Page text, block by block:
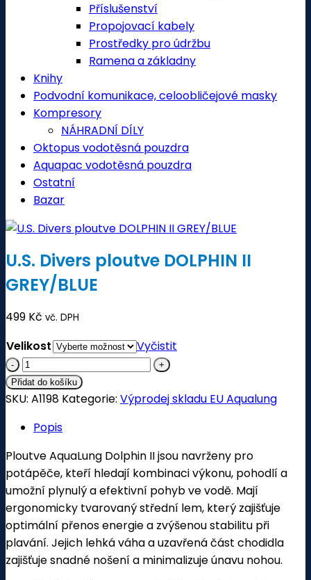
Příslušenství
Propojovací kabely
Prostředky pro údržbu
Ramena a základny
Knihy
Podvodní komunikace, celoobličejové masky
Kompresory
NÁHRADNÍ DÍLY
Oktopus vodotěsná pouzdra
Aquapac vodotěsná pouzdra
Ostatní
Bazar
U.S. Divers ploutve DOLPHIN II
GREY/BLUE
499 Kč vč. DPH
Velikost
Vyčistit
U.S.
Divers
ploutve
II
GREY/BLUE
množství
Přidat do košíku
SKU: A1198 Kategorie: Výprodej skladu EU Aqualung
Popis
Ploutve AquaLung Dolphin II jsou navrženy pro
potápěče, kteří hledají kombinaci výkonu, pohodlí a
umožní plynulý a efektivní pohyb ve vodě. Mají
ergonomicky tvarovaný střední lem, který zajišťuje
optimální přenos energie a zvýšenou stabilitu při
plavání. Jejich lehká váha a uzavřená část chodidla
zajišťuje snadné nošení a minimalizuje únavu nohou.